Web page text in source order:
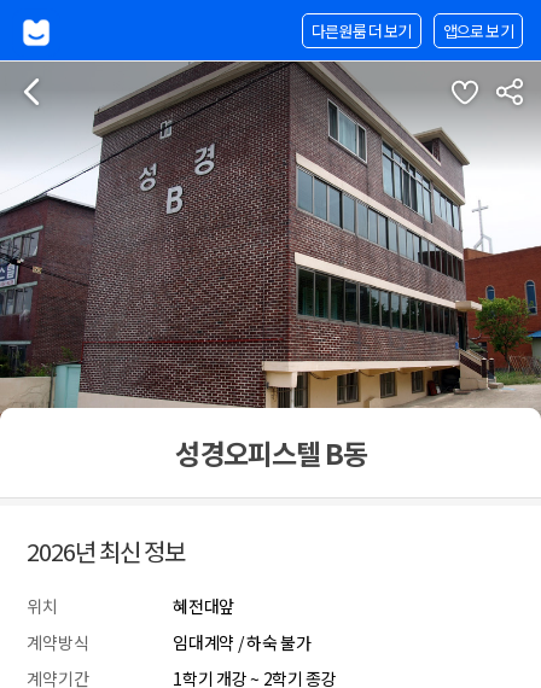
앱으로 보기
다른원룸 더 보기
성경오피스텔 B동
2026년 최신 정보
위치
혜전대앞
계약방식
임대계약 / 하숙 불가
계약기간
1학기 개강 ~ 2학기 종강